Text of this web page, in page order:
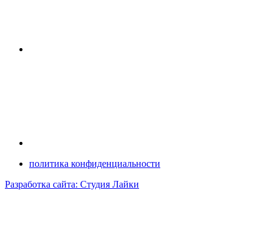
политика конфиденциальности
Разработка сайта: Студия Лайки